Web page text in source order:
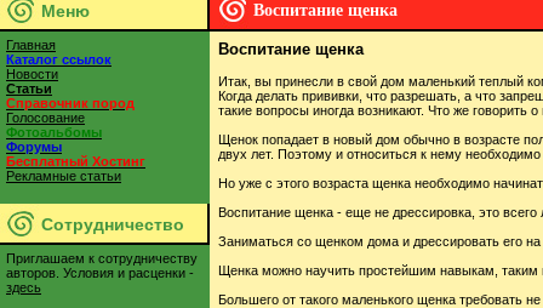
Меню
Главная
Каталог ссылок
Новости
Статьи
Справочник пород
Голосование
Фотоальбомы
Форумы
Бесплатный Хостинг
Рекламные статьи
Сотрудничество
Приглашаем к сотрудничеству
авторов. Условия и расценки -
здесь
Воспитание щенка
Воспитание щенка
Итак, вы принесли в свой дом маленький теплый
Когда делать прививки, что разрешать, а что
такие вопросы иногда возникают. Что же говорить
Щенок попадает в новый дом обычно в возрасте
двух лет. Поэтому и относиться к нему необходимо
Но уже с этого возраста щенка необходимо
Воспитание щенка - еще не дрессировка, это
Заниматься со щенком дома и дрессировать его
Щенка можно научить простейшим навыкам, таким
Большего от такого маленького щенка требовать